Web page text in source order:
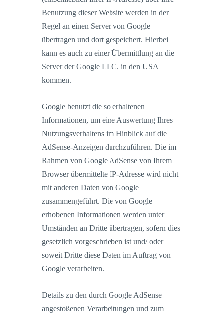
Benutzung dieser Website werden in der
Regel an einen Server von Google
übertragen und dort gespeichert. Hierbei
kann es auch zu einer Übermittlung an die
Server der Google LLC. in den USA
kommen.
Google benutzt die so erhaltenen
Informationen, um eine Auswertung Ihres
Nutzungsverhaltens im Hinblick auf die
AdSense-Anzeigen durchzuführen. Die im
Rahmen von Google AdSense von Ihrem
Browser übermittelte IP-Adresse wird nicht
mit anderen Daten von Google
zusammengeführt. Die von Google
erhobenen Informationen werden unter
Umständen an Dritte übertragen, sofern dies
gesetzlich vorgeschrieben ist und/ oder
soweit Dritte diese Daten im Auftrag von
Google verarbeiten.
Details zu den durch Google AdSense
angestoßenen Verarbeitungen und zum